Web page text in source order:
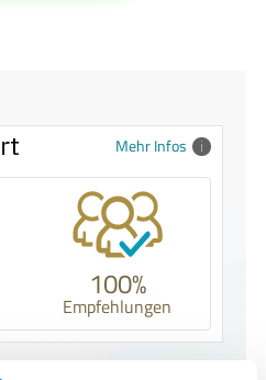
Mehr Infos
100%
Empfehlungen